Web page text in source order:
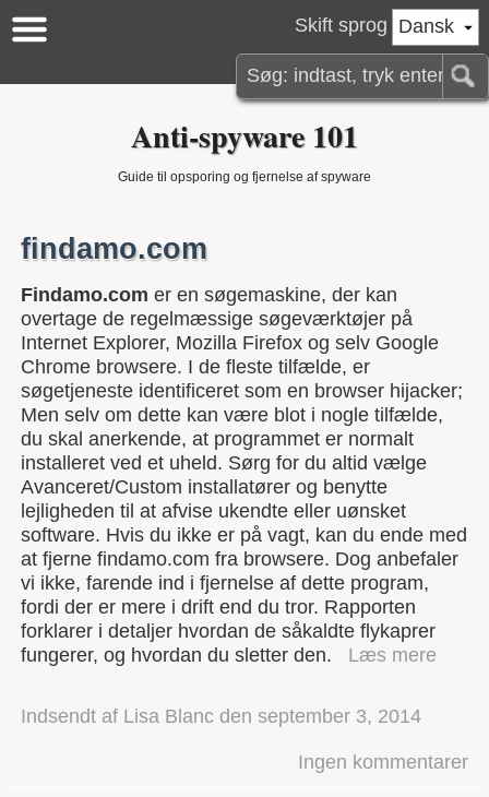
Dansk
Skift sprog
Anti-spyware 101
Guide til opsporing og fjernelse af spyware
findamo.com
Findamo.com er en søgemaskine, der kan
overtage de regelmæssige søgeværktøjer på
Internet Explorer, Mozilla Firefox og selv Google
Chrome browsere. I de fleste tilfælde, er
søgetjeneste identificeret som en browser hijacker;
Men selv om dette kan være blot i nogle tilfælde,
du skal anerkende, at programmet er normalt
installeret ved et uheld. Sørg for du altid vælge
Avanceret/Custom installatører og benytte
lejligheden til at afvise ukendte eller uønsket
software. Hvis du ikke er på vagt, kan du ende med
at fjerne findamo.com fra browsere. Dog anbefaler
vi ikke, farende ind i fjernelse af dette program,
fordi der er mere i drift end du tror. Rapporten
forklarer i detaljer hvordan de såkaldte flykaprer
fungerer, og hvordan du sletter den.
Læs mere
Indsendt af Lisa Blanc den september 3, 2014
Ingen kommentarer